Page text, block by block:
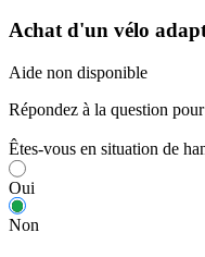
Achat d'un vélo
Aide non disponible
Répondez à la question
Êtes-vous en situation de
Oui
Non